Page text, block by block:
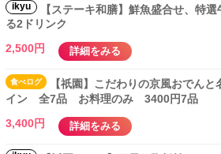
ikyu
【ステーキ和膳】鮮魚盛合せ、特
る2ドリンク
2,500円
詳細をみる
食べログ
【祇園】こだわりの京風おでん
イン 全7品 お料理のみ 3400円7品
3,400円
詳細をみる